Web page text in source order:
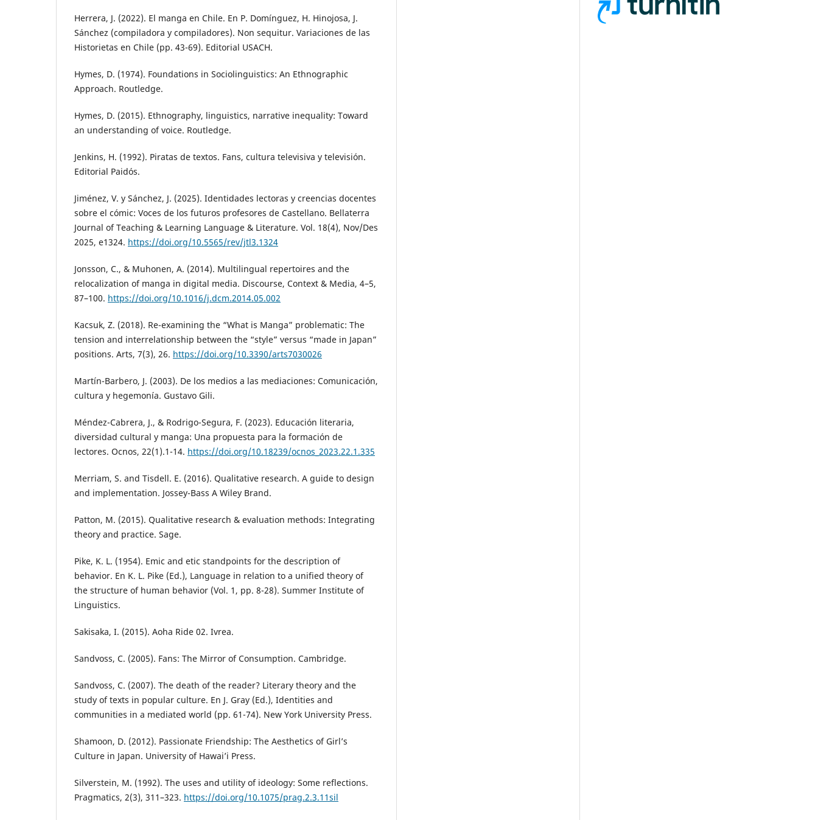
Herrera, J. (2022). El manga en Chile. En P. Domínguez, H. Hinojosa, J.
Sánchez (compiladora y compiladores). Non sequitur. Variaciones de las
Historietas en Chile (pp. 43-69). Editorial USACH.
Hymes, D. (1974). Foundations in Sociolinguistics: An Ethnographic
Approach. Routledge.
Hymes, D. (2015). Ethnography, linguistics, narrative inequality: Toward
an understanding of voice. Routledge.
Jenkins, H. (1992). Piratas de textos. Fans, cultura televisiva y televisión.
Editorial Paidós.
Jiménez, V. y Sánchez, J. (2025). Identidades lectoras y creencias docentes
sobre el cómic: Voces de los futuros profesores de Castellano. Bellaterra
Journal of Teaching & Learning Language & Literature. Vol. 18(4), Nov/Des
2025, e1324. https://doi.org/10.5565/rev/jtl3.1324
Jonsson, C., & Muhonen, A. (2014). Multilingual repertoires and the
relocalization of manga in digital media. Discourse, Context & Media, 4–5,
87–100. https://doi.org/10.1016/j.dcm.2014.05.002
Kacsuk, Z. (2018). Re-examining the “What is Manga” problematic: The
tension and interrelationship between the “style” versus “made in Japan”
positions. Arts, 7(3), 26. https://doi.org/10.3390/arts7030026
Martín-Barbero, J. (2003). De los medios a las mediaciones: Comunicación,
cultura y hegemonía. Gustavo Gili.
Méndez-Cabrera, J., & Rodrigo-Segura, F. (2023). Educación literaria,
diversidad cultural y manga: Una propuesta para la formación de
lectores. Ocnos, 22(1).1-14. https://doi.org/10.18239/ocnos_2023.22.1.335
Merriam, S. and Tisdell. E. (2016). Qualitative research. A guide to design
and implementation. Jossey-Bass A Wiley Brand.
Patton, M. (2015). Qualitative research & evaluation methods: Integrating
theory and practice. Sage.
Pike, K. L. (1954). Emic and etic standpoints for the description of
behavior. En K. L. Pike (Ed.), Language in relation to a unified theory of
the structure of human behavior (Vol. 1, pp. 8-28). Summer Institute of
Linguistics.
Sakisaka, I. (2015). Aoha Ride 02. Ivrea.
Sandvoss, C. (2005). Fans: The Mirror of Consumption. Cambridge.
Sandvoss, C. (2007). The death of the reader? Literary theory and the
study of texts in popular culture. En J. Gray (Ed.), Identities and
communities in a mediated world (pp. 61-74). New York University Press.
Shamoon, D. (2012). Passionate Friendship: The Aesthetics of Girl’s
Culture in Japan. University of Hawai’i Press.
Silverstein, M. (1992). The uses and utility of ideology: Some reflections.
Pragmatics, 2(3), 311–323. https://doi.org/10.1075/prag.2.3.11sil